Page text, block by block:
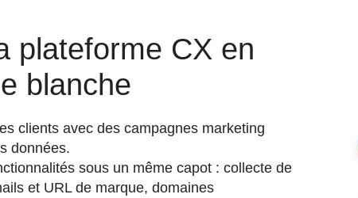
plateforme CX en
blanche
clients avec des campagnes marketing
données.
sous un même capot : collecte de
et URL de marque, domaines